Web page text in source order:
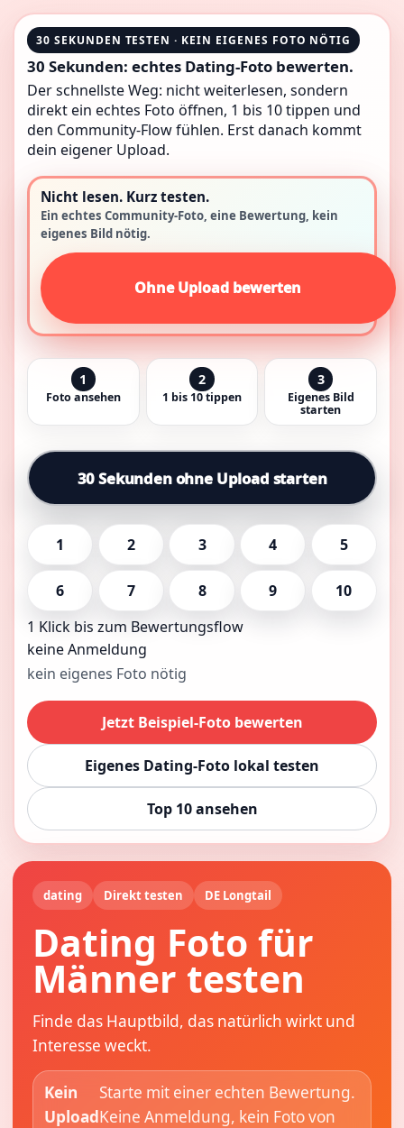
30 SEKUNDEN TESTEN · KEIN EIGENES FOTO NÖTIG
30 Sekunden: echtes Dating-Foto bewerten.
Der schnellste Weg: nicht weiterlesen, sondern
direkt ein echtes Foto öffnen, 1 bis 10 tippen und
den Community-Flow fühlen. Erst danach kommt
dein eigener Upload.
Nicht lesen. Kurz testen.
Ein echtes Community-Foto, eine Bewertung, kein
eigenes Bild nötig.
Ohne Upload bewerten
1
Foto ansehen
2
1 bis 10 tippen
3
Eigenes Bild
starten
30 Sekunden ohne Upload starten
1 2 3 4 5
6 7 8 9
10
1 Klick bis zum Bewertungsflow
keine Anmeldung
kein eigenes Foto nötig
Jetzt Beispiel-Foto bewerten
Eigenes Dating-Foto lokal testen
Top 10 ansehen
dating Direkt testen DE Longtail
Dating Foto für
Männer testen
Finde das Hauptbild, das natürlich wirkt und
Interesse weckt.
Kein
Upload
Starte mit einer echten Bewertung.
Keine Anmeldung, kein Foto von